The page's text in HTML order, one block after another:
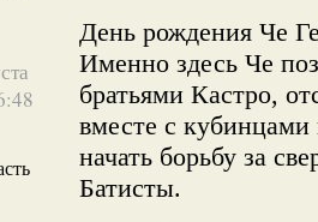
День рождения Че
Именно здесь Че
братьями Кастро,
вместе с
начать борьбу за
Батисты.